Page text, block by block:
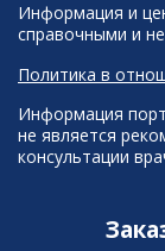
Информация и
справочными и
Политика в
Информация
не является
консультации